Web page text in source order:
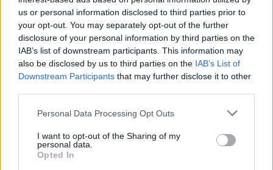
us or personal information disclosed to third parties prior to
your opt-out. You may separately opt-out of the further
disclosure of your personal information by third parties on the
IAB’s list of downstream participants. This information may
also be disclosed by us to third parties on the IAB’s List of
Downstream Participants that may further disclose it to other
Please note that this website/app uses one or more Google
not limited to your visit or usage behaviour. You may click to
grant or deny consent to Google and its third-party tags to
use your data for below specified purposes in below Google
Personal Data Processing Opt Outs
I want to opt-out of the Sharing of my
personal data.
Opted In